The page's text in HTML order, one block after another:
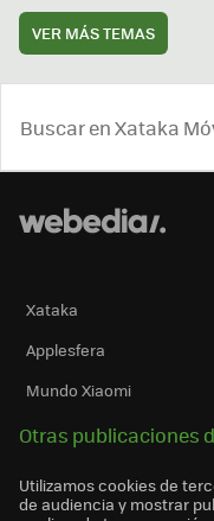
VER MÁS TEMAS
Xataka
Applesfera
Mundo Xiaomi
Otras publicaciones
Utilizamos cookies de
de audiencia y mostrar